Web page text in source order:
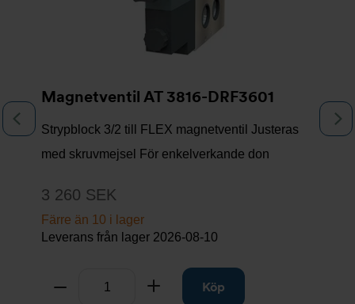
Magnetventil AT 3816-DRF3601
Strypblock 3/2 till FLEX magnetventil Justeras
med skruvmejsel För enkelverkande don
3 260 SEK
Färre än 10 i lager
Leverans från lager 2026-08-10
Ta bort Lägg tillKöp